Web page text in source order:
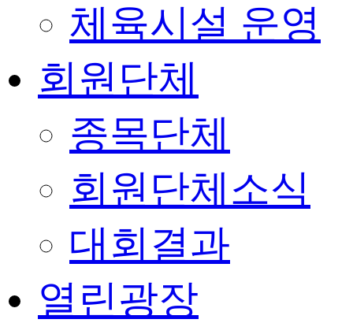
체육시설 운영
회원단체
종목단체
회원단체소식
대회결과
열린광장